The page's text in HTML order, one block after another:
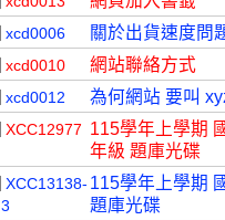
xcd0006 關於出貨速度問
xcd0010 網站聯絡方式
xcd0012 為何網站 要叫
XCC12977 115學年上學期
年級 題庫光碟
XCC13138-
3
115學年上學期
題庫光碟